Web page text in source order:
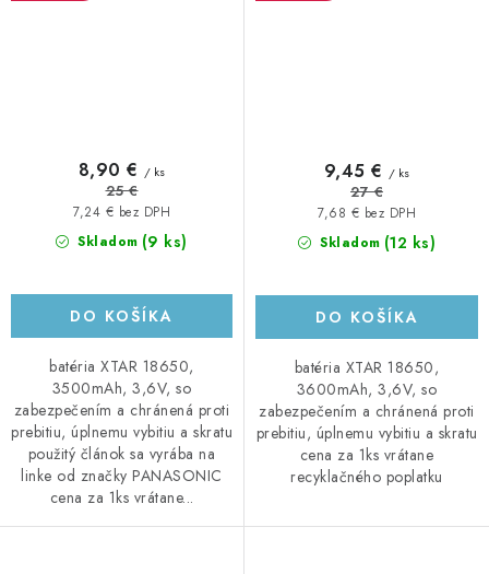
Skladom (9 ks)
7,24 € bez DPH
8,90 € / ks
25 €
DO KOŠÍKA
batéria XTAR 18650,
3500mAh, 3,6V, so
zabezpečením a chránená proti
prebitiu, úplnemu vybitiu a skratu
použitý článok sa vyrába na
linke od značky PANASONIC
cena za 1ks vrátane...
Skladom (12 ks)
7,68 € bez DPH
9,45 € / ks
27 €
DO KOŠÍKA
batéria XTAR 18650,
3600mAh, 3,6V, so
zabezpečením a chránená proti
prebitiu, úplnemu vybitiu a skratu
cena za 1ks vrátane
recyklačného poplatku